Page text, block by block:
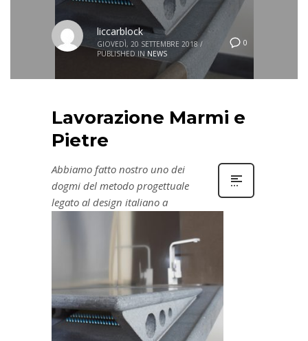
0
liccarblock
GIOVEDÌ, 20 SETTEMBRE 2018 /
PUBLISHED IN NEWS
Lavorazione Marmi e
Pietre
Abbiamo fatto nostro uno dei
dogmi del metodo progettuale
legato al design italiano a